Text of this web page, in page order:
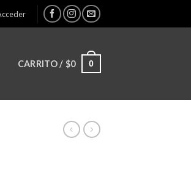
CARRITO / $0 0